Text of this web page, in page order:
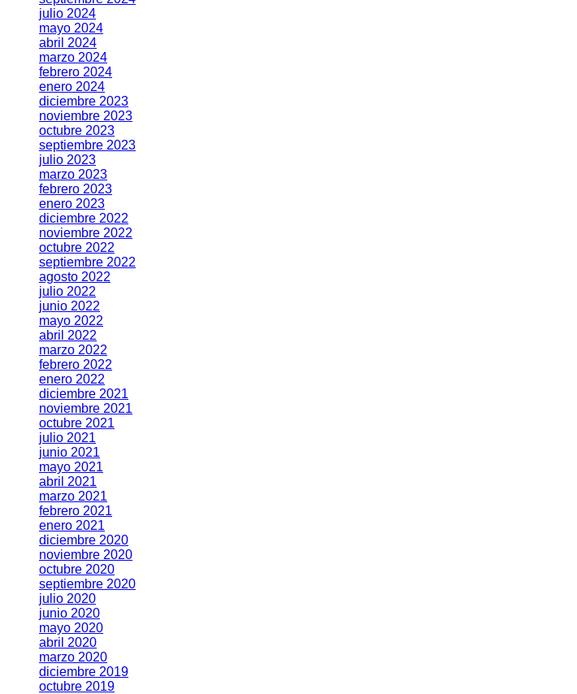
julio 2024
mayo 2024
abril 2024
marzo 2024
febrero 2024
enero 2024
diciembre 2023
noviembre 2023
octubre 2023
septiembre 2023
julio 2023
marzo 2023
febrero 2023
enero 2023
diciembre 2022
noviembre 2022
octubre 2022
septiembre 2022
agosto 2022
julio 2022
junio 2022
mayo 2022
abril 2022
marzo 2022
febrero 2022
enero 2022
diciembre 2021
noviembre 2021
octubre 2021
julio 2021
junio 2021
mayo 2021
abril 2021
marzo 2021
febrero 2021
enero 2021
diciembre 2020
noviembre 2020
octubre 2020
septiembre 2020
julio 2020
junio 2020
mayo 2020
abril 2020
marzo 2020
diciembre 2019
octubre 2019